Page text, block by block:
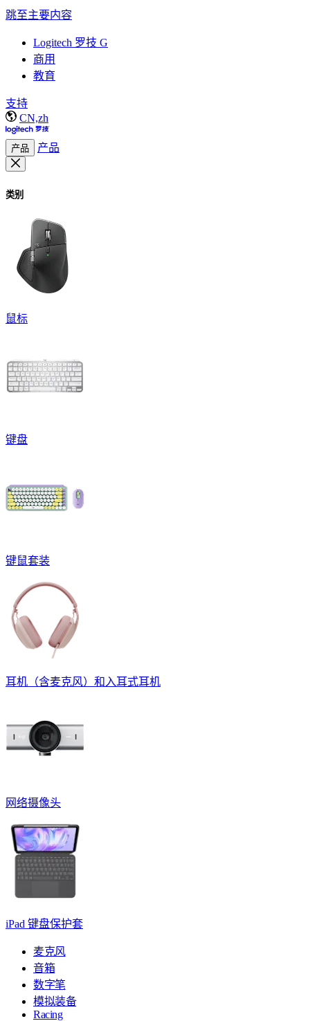
跳至主要内容
Logitech 罗技 G
商用
教育
支持
CN,zh
产品 产品
类别
鼠标
键盘
键鼠套装
耳机（含麦克风）和入耳式耳机
网络摄像头
iPad 键盘保护套
麦克风
音箱
数字笔
模拟装备
Racing